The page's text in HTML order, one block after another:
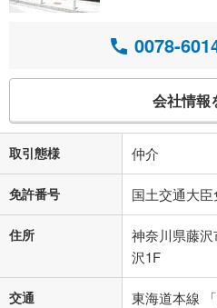
0078-
会社情報
取引態様 仲介
免許番号 国土交通大
住所
神奈川県藤
沢1F
交通 東海道本線